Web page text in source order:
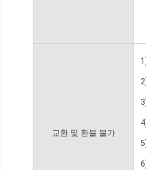
교환 및 환불 불가